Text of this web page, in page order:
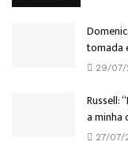
tomada
29/07/
Russell:
a minha
27/07/